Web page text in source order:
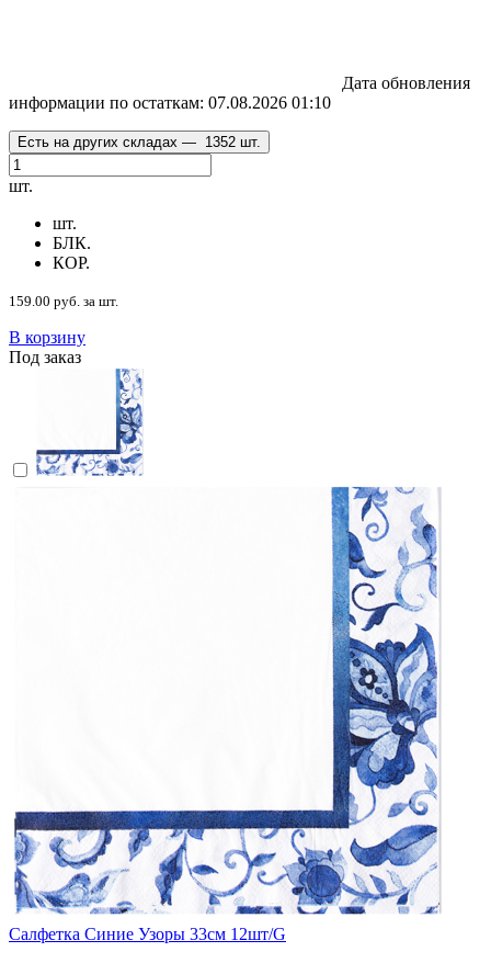
Дата обновления
информации по остаткам: 07.08.2026 01:10
Есть на других складах — 1352 шт.
шт.
шт.
БЛК.
КОР.
159.00 руб. за шт.
В корзину
Под заказ
Салфетка Синие Узоры 33см 12шт/G